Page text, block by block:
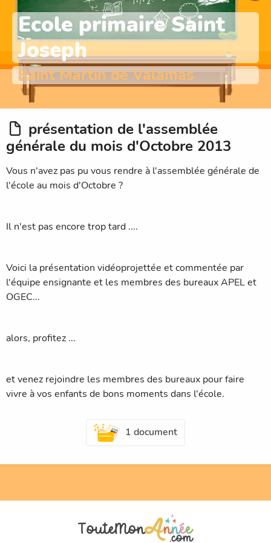
Ecole primaire Saint
Joseph
Saint Martin de Valamas
présentation de l'assemblée
générale du mois d'Octobre 2013
Vous n'avez pas pu vous rendre à l'assemblée générale de
l'école au mois d'Octobre ?
Il n'est pas encore trop tard ....
Voici la présentation vidéoprojettée et commentée par
l'équipe ensignante et les membres des bureaux APEL et
OGEC...
alors, profitez ...
et venez rejoindre les membres des bureaux pour faire
vivre à vos enfants de bons moments dans l'école.
1 document